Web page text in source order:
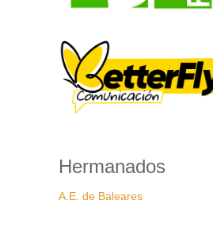
Hermanados
A.E. de Baleares